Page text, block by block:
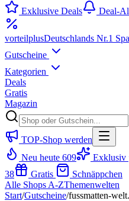
Exklusive Deals
Deal-
vorteilplusDeutschlands Nr.1
Gutscheine
Kategorien
Deals
Gratis
Magazin
TOP-Shop werden
Neu heute 609 Exklusiv
38
Gratis
Schnäppchen
Alle Shops A-ZThemenwelten
Start/Gutscheine/fussmatten-